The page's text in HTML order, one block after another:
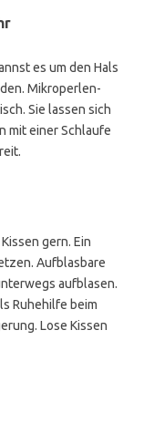
es um den Hals
Mikroperlen-
Sie lassen sich
mit einer Schlaufe
gern. Ein
Aufblasbare
aufblasen.
Ruhehilfe beim
Lose Kissen